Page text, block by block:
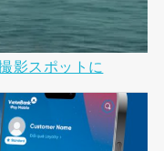
影スポットに